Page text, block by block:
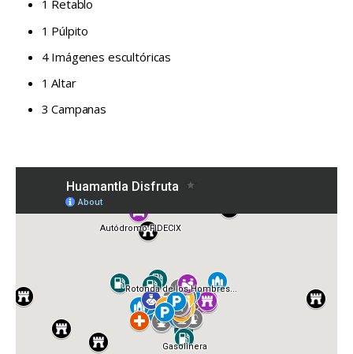
1 Retablo
1 Púlpito
4 Imágenes escultóricas
1 Altar
3 Campanas